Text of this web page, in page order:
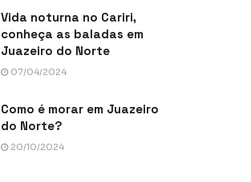
Vida noturna no Cariri,
conheça as baladas em
Juazeiro do Norte
07/04/2024
Como é morar em Juazeiro
do Norte?
20/10/2024